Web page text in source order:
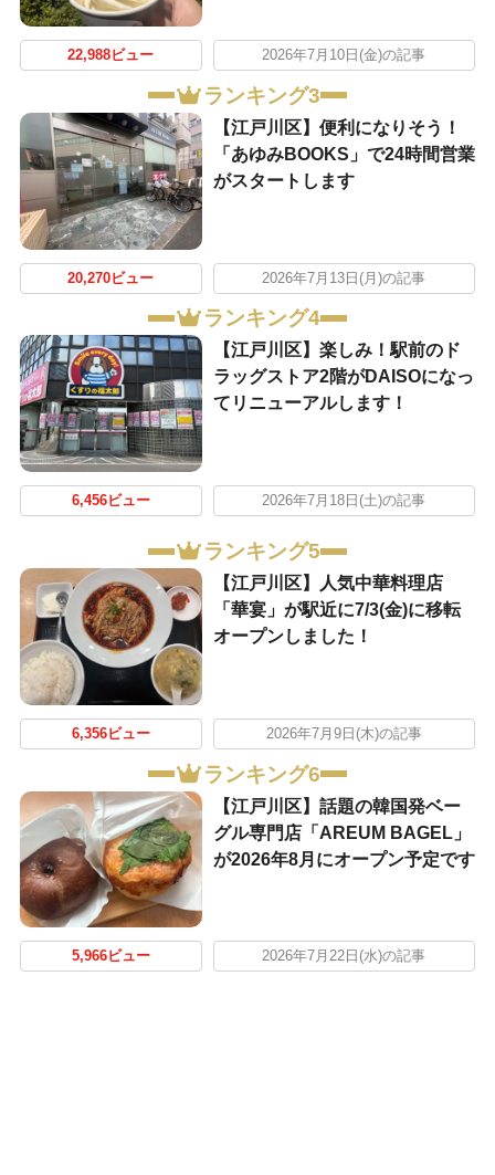
22,988ビュー 2026年7月10日(金)の記事
ランキング3
【江戸川区】便利になりそう！
「あゆみBOOKS」で24時間営業
がスタートします
20,270ビュー 2026年7月13日(月)の記事
ランキング4
【江戸川区】楽しみ！駅前のド
ラッグストア2階がDAISOになっ
てリニューアルします！
6,456ビュー 2026年7月18日(土)の記事
ランキング5
【江戸川区】人気中華料理店
「華宴」が駅近に7/3(金)に移転
オープンしました！
6,356ビュー 2026年7月9日(木)の記事
ランキング6
【江戸川区】話題の韓国発ベー
グル専門店「AREUM BAGEL」
が2026年8月にオープン予定です
5,966ビュー 2026年7月22日(水)の記事